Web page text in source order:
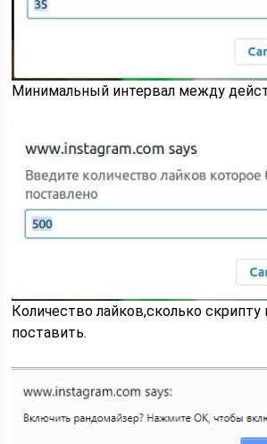
Минимальный интервал между
Количество лайков,сколько
поставить.